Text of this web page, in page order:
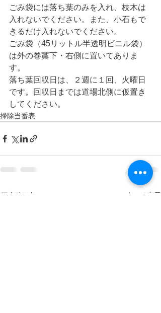
ごみ袋には落ち葉のみを入れ、枝木は
入れないでください。また、小石もで
きるだけ入れないでください。
ごみ袋（45リットル半透明ビニル袋）
は外の巻藁下・右側に置いてありま
す。
落ち葉回収日は、２週に１回、火曜日
です。回収日までは道場北側に仮置き
してください。
掃除当番表
すべて表示